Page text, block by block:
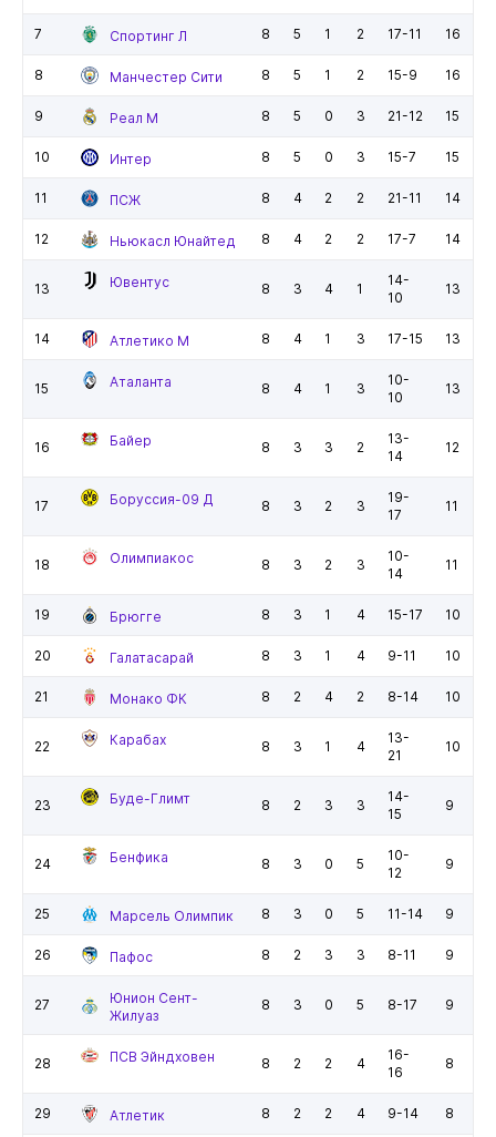
7 Спортинг Л 8 5 1 2 17-11 16
8 Манчестер Сити 8 5 1 2 15-9 16
9 Реал М 8 5 0 3 21-12 15
10 Интер 8 5 0 3 15-7 15
11 ПСЖ 8 4 2 2 21-11 14
12 Ньюкасл Юнайтед 8 4 2 2 17-7 14
13 Ювентус 8 3 4 1
14-
10
13
14 Атлетико М 8 4 1 3 17-15 13
15 Аталанта 8 4 1 3
10-
10
13
16 Байер 8 3 3 2
13-
14
12
17 Боруссия-09 Д 8 3 2 3
19-
17
11
18 Олимпиакос 8 3 2 3
10-
14
11
19 Брюгге 8 3 1 4 15-17 10
20 Галатасарай 8 3 1 4 9-11 10
21 Монако ФК 8 2 4 2 8-14 10
22 Карабах 8 3 1 4
13-
21
10
23 Буде-Глимт 8 2 3 3
14-
15
9
24 Бенфика 8 3 0 5
10-
12
9
25 Марсель Олимпик 8 3 0 5 11-14 9
26 Пафос 8 2 3 3 8-11 9
27
Юнион Сент-
Жилуаз
8 3 0 5 8-17 9
28 ПСВ Эйндховен 8 2 2 4
16-
16
8
29 Атлетик 8 2 2 4 9-14 8